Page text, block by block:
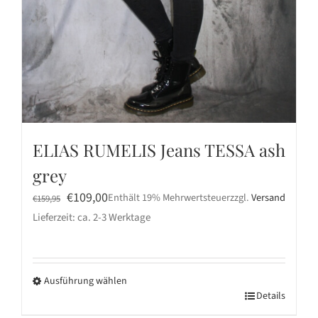
ELIAS RUMELIS Jeans TESSA ash
grey
€159,95 Ursprünglicher
Preis
€159,95
€109,00Aktueller
Preis
€109,00.
Enthält 19% Mehrwertsteuerzzgl.Versand
Lieferzeit: ca. 2-3 Werktage
Ausführung wählen
Details